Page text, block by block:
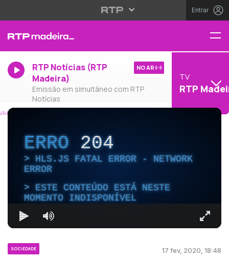
Entrar
RTP Notícias (RTP
Madeira)
Emissão em simultâneo com RTP
Notícias
NO AR
TV
RTP
ERRO204
HLS.JS FATAL ERROR - NETWORK
ERROR
ESTE CONTEÚDO ESTÁ NESTE
MOMENTO INDISPONÍVEL
SOCIEDADE 17 fev, 2020, 18:48